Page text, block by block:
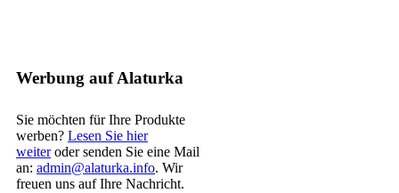
Werbung auf Alaturka
Sie möchten für Ihre Produkte
werben? Lesen Sie hier
weiteroder senden Sie eine Mail
an: admin@alaturka.info. Wir
freuen uns auf Ihre Nachricht.